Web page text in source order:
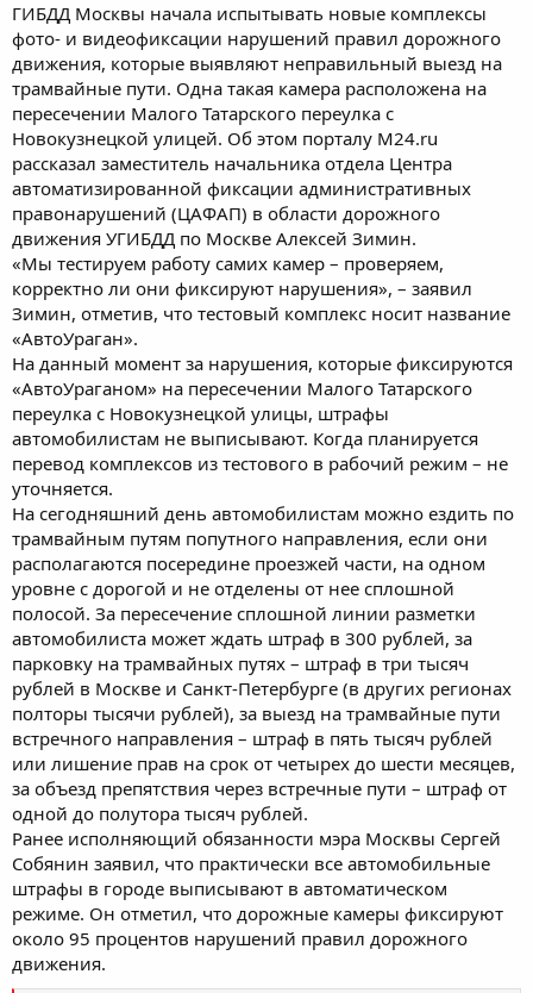
ГИБДД Москвы начала испытывать новые комплексы
фото- и видеофиксации нарушений правил дорожного
движения, которые выявляют неправильный выезд на
трамвайные пути. Одна такая камера расположена на
пересечении Малого Татарского переулка с
Новокузнецкой улицей. Об этом порталу М24.ru
рассказал заместитель начальника отдела Центра
автоматизированной фиксации административных
правонарушений (ЦАФАП) в области дорожного
движения УГИБДД по Москве Алексей Зимин.
«Мы тестируем работу самих камер – проверяем,
корректно ли они фиксируют нарушения», – заявил
Зимин, отметив, что тестовый комплекс носит название
«АвтоУраган».
На данный момент за нарушения, которые фиксируются
«АвтоУраганом» на пересечении Малого Татарского
переулка с Новокузнецкой улицы, штрафы
автомобилистам не выписывают. Когда планируется
перевод комплексов из тестового в рабочий режим – не
уточняется.
На сегодняшний день автомобилистам можно ездить по
трамвайным путям попутного направления, если они
располагаются посередине проезжей части, на одном
уровне с дорогой и не отделены от нее сплошной
полосой. За пересечение сплошной линии разметки
автомобилиста может ждать штраф в 300 рублей, за
парковку на трамвайных путях – штраф в три тысяч
рублей в Москве и Санкт-Петербурге (в других регионах
полторы тысячи рублей), за выезд на трамвайные пути
встречного направления – штраф в пять тысяч рублей
или лишение прав на срок от четырех до шести месяцев,
за объезд препятствия через встречные пути – штраф от
одной до полутора тысяч рублей.
Ранее исполняющий обязанности мэра Москвы Сергей
Собянин заявил, что практически все автомобильные
штрафы в городе выписывают в автоматическом
режиме. Он отметил, что дорожные камеры фиксируют
около 95 процентов нарушений правил дорожного
движения.